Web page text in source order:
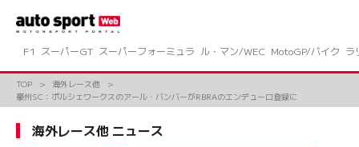
ツ
キ
F1 スーパーGT スーパーフォーミュラ ル・マン/WEC MotoGP/バイク ラ
TOP
海外レース他
豪州SC：ポルシェワークスのアール・バンバーがRBRAのエンデューロ登録に
海外レース他 ニュース